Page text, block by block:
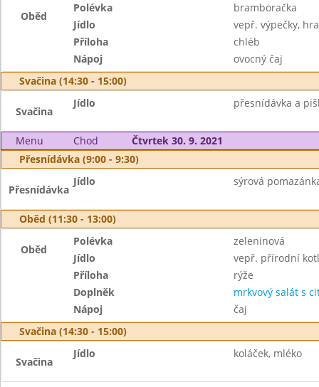
Oběd
Polévka
bramboračka
Jídlo
vepř. výpečky,
Příloha
chléb
Nápoj
ovocný čaj
Svačina (14:30 - 15:00)
Svačina
Jídlo přesnídávka a
Menu Chod
Čtvrtek 30. 9. 2021
Přesnídávka (9:00 - 9:30)
Přesnídávka
Jídlo sýrová
Oběd (11:30 - 13:00)
Oběd
Polévka
zeleninová
Jídlo
vepř. přírodní
Příloha
rýže
Doplněk
mrkvový salát s
Nápoj
čaj
Svačina (14:30 - 15:00)
Svačina
Jídlo koláček, mléko